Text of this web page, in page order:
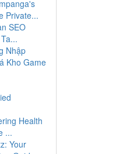
Private...
SEO
Nhập
Kho Game
Health
...
Your